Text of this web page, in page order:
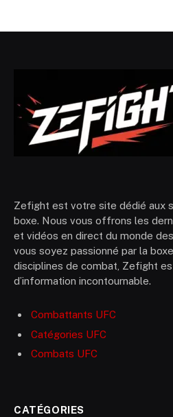
Zefight est votre site dédié aux
boxe. Nous vous offrons les
et vidéos en direct du monde
vous soyez passionné par la
disciplines de combat, Zefight
d’information incontournable.
Combattants UFC
Catégories UFC
Combats UFC
CATÉGORIES